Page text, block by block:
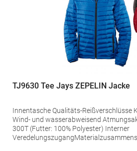
TJ9630 Tee Jays ZEPELIN Jacke
Innentasche Qualitäts-Reißverschlüsse Körperbetonter Schnitt
Wind- und wasserabweisend Atmungsaktiv 100% Polyester
300T (Futter: 100% Polyester) Interner